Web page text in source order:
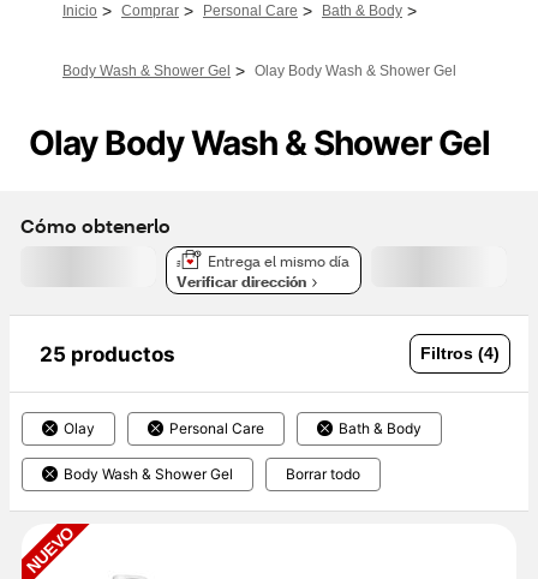
Inicio > Comprar > Personal Care > Bath & Body >
Body Wash & Shower Gel > Olay Body Wash & Shower Gel
Olay Body Wash & Shower Gel
Cómo obtenerlo
Entrega el mismo día
Verificar dirección
25 productos Filtros (4)
Olay Personal Care Bath & Body
Body Wash & Shower Gel Borrar todo
NUEVO